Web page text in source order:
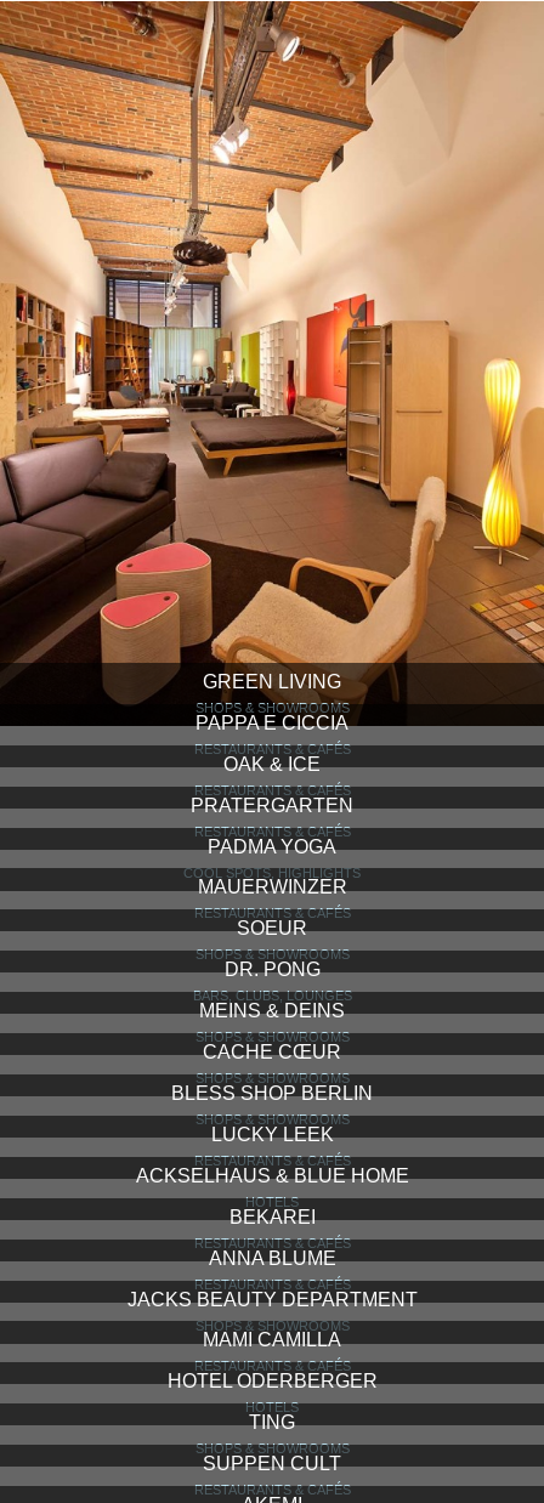
GREEN LIVING
SHOPS & SHOWROOMS
PAPPA E CICCIA
OAK & ICE
RESTAURANTS & CAFÉS